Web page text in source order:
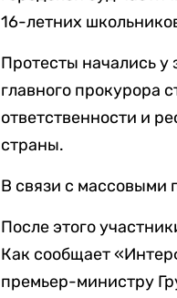
16-летних
Протесты начались
главного прокурора
ответственности и
страны.
В связи с массовыми
После этого
Как сообщает
премьер-министру